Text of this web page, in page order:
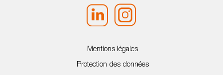
Mentions légales
Protection des données